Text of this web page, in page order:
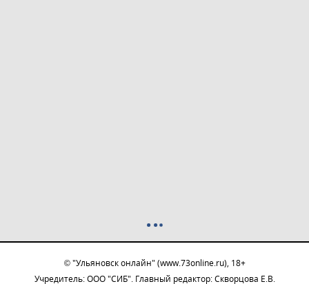
© "Ульяновск онлайн" (www.73online.ru), 18+
Учредитель: ООО "СИБ". Главный редактор: Скворцова Е.В.